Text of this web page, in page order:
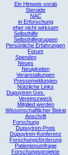
Ein Hinweis vorab
Steroide
NAC
in Erforschung
eher nicht wirksam
Selbsthilfe
Selbsthilfegruppen
Persönliche Erfahrungen
Forum
Spenden
Neues
Neuigkeiten
Veranstaltungen
Pressemeldungen
Nützliche Links
Dupuytren Ges.
Vereinszweck
Mitglied werden
Wissenschaftlicher Beirat
Anschrift
Forschung
Dupuytren-Preis
Dupuytren-Konferenz
Forschungsförderung
Patientenumfrage
Forschungsprojekte